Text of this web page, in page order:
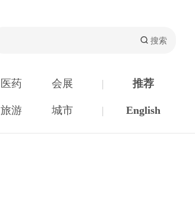
医药 会展 | 推荐
旅游 城市 | English